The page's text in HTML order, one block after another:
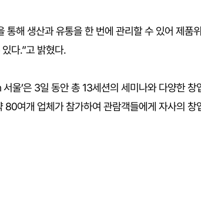
해 생산과 유통을 한 번에 관리할 수 있어 제
다.”고 밝혔다.
울’은 3일 동안 총 13세션의 세미나와 다양한
여개 업체가 참가하여 관람객들에게 자사의